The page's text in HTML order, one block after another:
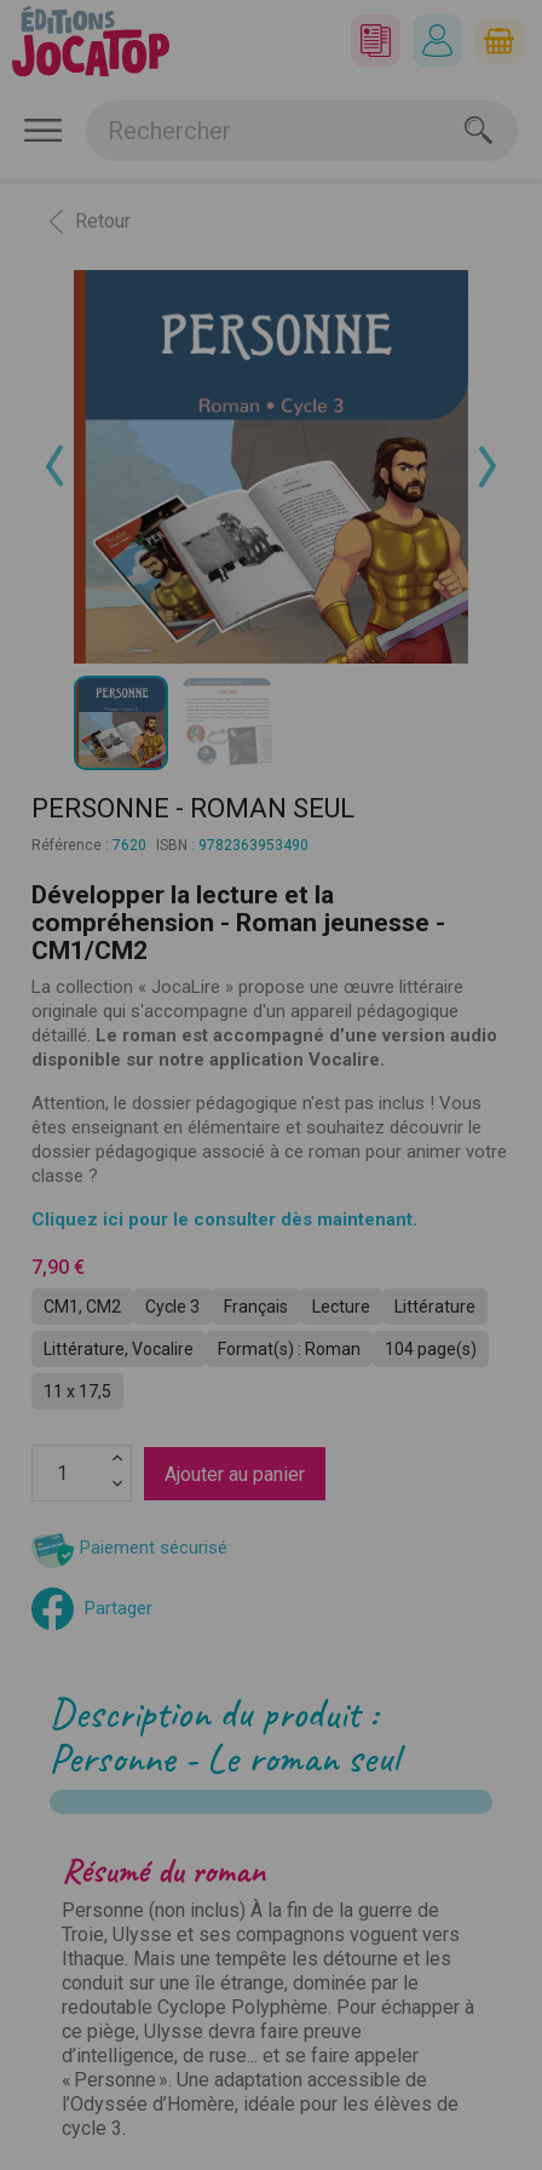
Retour
PERSONNE - ROMAN SEUL
Référence : 7620 ISBN : 9782363953490
Développer la lecture et la
compréhension - Roman jeunesse -
CM1/CM2
La collection « JocaLire » propose une œuvre littéraire
originale qui s'accompagne d'un appareil pédagogique
détaillé. Le roman est accompagné d’une version audio
disponible sur notre application Vocalire.
Attention, le dossier pédagogique n'est pas inclus ! Vous
êtes enseignant en élémentaire et souhaitez découvrir le
dossier pédagogique associé à ce roman pour animer votre
classe ?
Cliquez ici pour le consulter dès maintenant.
7,90 €
CM1, CM2 Cycle 3 Français Lecture Littérature
Littérature, Vocalire Format(s) : Roman 104 page(s)
11 x 17,5
Ajouter au panier
Paiement sécurisé
Partager
Description du produit :
Personne - Le roman seul
Résumé du roman
Personne (non inclus) À la fin de la guerre de
Troie, Ulysse et ses compagnons voguent vers
Ithaque. Mais une tempête les détourne et les
conduit sur une île étrange, dominée par le
redoutable Cyclope Polyphème. Pour échapper à
ce piège, Ulysse devra faire preuve
d’intelligence, de ruse... et se faire appeler
« Personne ». Une adaptation accessible de
l’Odyssée d’Homère, idéale pour les élèves de
cycle 3.
idées pédagogiques !
Vous êtes enseignant et vous avez créé des
supports pédagogiques, des outils, des contenus
innovants testés en classe ou bien une expertise à
partager ? Chez Jocatop, nous sommes toujours à la
recherche de nouveaux talents pour enrichir notre
catalogue qui s'étend de la Petite Section au CM2.
Remplissez le formulaire ci-dessous pour nous